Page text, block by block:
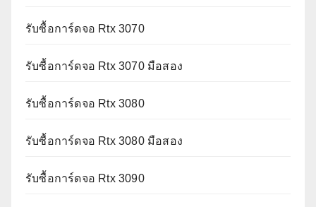
รับซื้อการ์ดจอ Rtx 3070
รับซื้อการ์ดจอ Rtx 3070 มือสอง
รับซื้อการ์ดจอ Rtx 3080
รับซื้อการ์ดจอ Rtx 3080 มือสอง
รับซื้อการ์ดจอ Rtx 3090